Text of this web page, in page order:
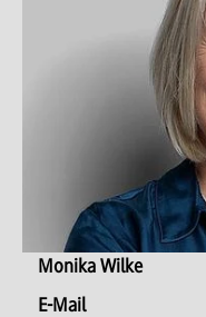
Monika Wilke
E-Mail